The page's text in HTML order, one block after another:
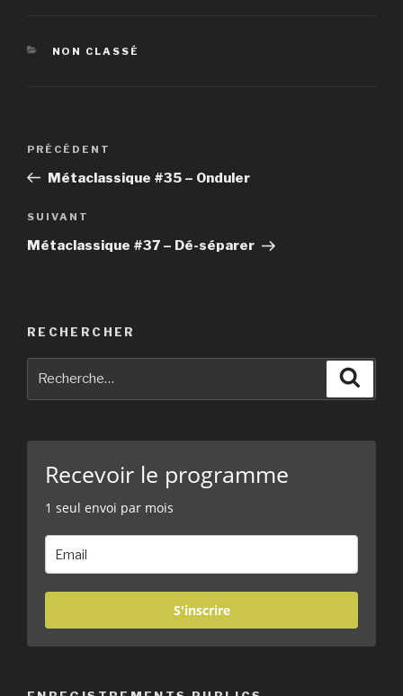
CATÉGORIES
NON CLASSÉ
Navigation
Article
précédent
PRÉCÉDENT
Métaclassique #35 – Onduler
Article
suivant
SUIVANT
Métaclassique #37 – Dé-séparer
RECHERCHER
Recevoir le programme
1 seul envoi par mois
S'inscrire